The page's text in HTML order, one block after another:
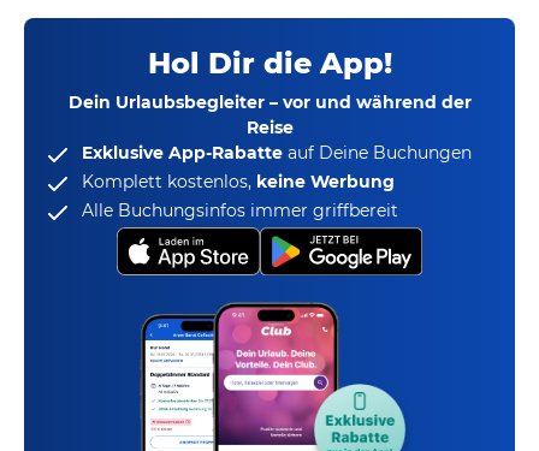
Hol Dir die App!
Dein Urlaubsbegleiter – vor und während der
Reise
Exklusive App-Rabatte auf Deine Buchungen
Komplett kostenlos, keine Werbung
Alle Buchungsinfos immer griffbereit